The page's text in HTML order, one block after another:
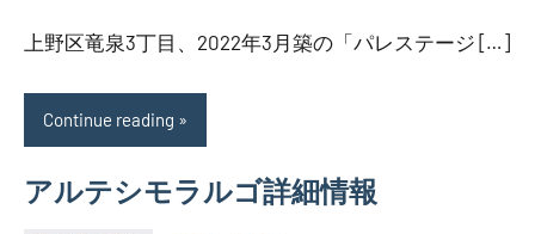
上野区竜泉3丁目、2022年3月築の「パレステージ […]
Continue reading
アルテシモラルゴ詳細情報